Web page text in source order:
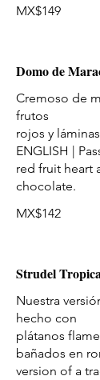
MX$149
Domo de
Cremoso de
frutos
rojos y
ENGLISH |
red fruit heart
chocolate.
MX$142
Strudel
Nuestra
hecho con
plátanos
bañados en
version of a